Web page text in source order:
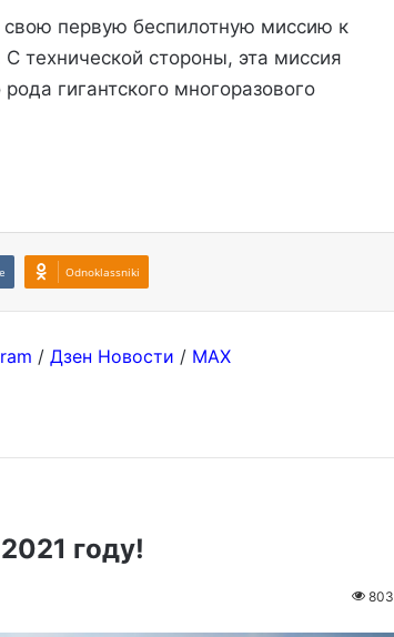
свою первую беспилотную миссию к
технической стороны, эта миссия
гигантского многоразового
Odnoklassniki
/ Дзен Новости / MAX